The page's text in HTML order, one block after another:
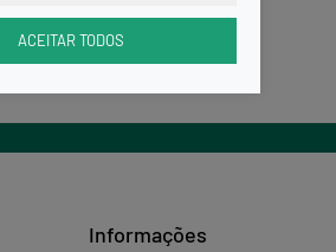
ACEITAR TODOS
Informações